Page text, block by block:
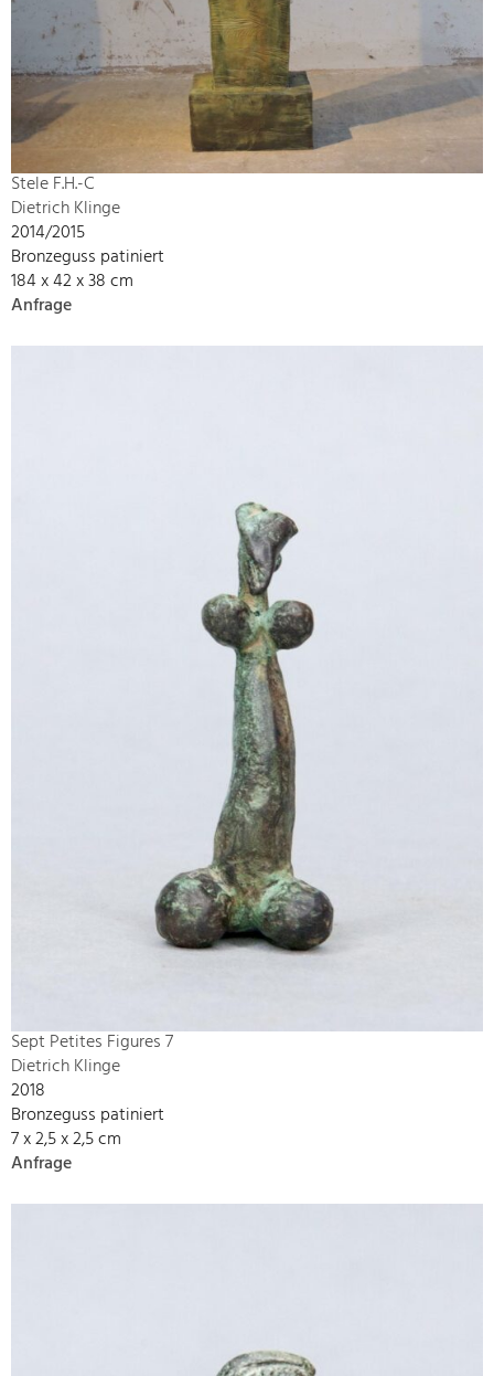
Stele F.H.-C
Dietrich Klinge
2014/2015
Bronzeguss patiniert
184 x 42 x 38 cm
Anfrage
Sept Petites Figures 7
Dietrich Klinge
2018
Bronzeguss patiniert
7 x 2,5 x 2,5 cm
Anfrage